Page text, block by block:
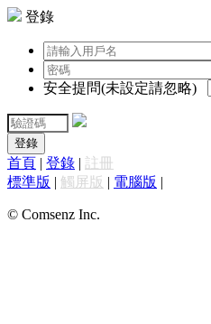
登錄
安全提問(未設定請忽略)
登錄
首頁 | 登錄 | 註冊
標準版 | 觸屏版 | 電腦版 |
© Comsenz Inc.